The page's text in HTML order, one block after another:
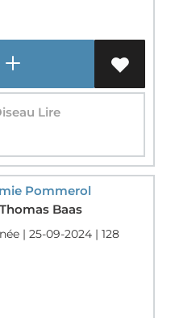
Lire
Pommerol
Baas
| 25-09-2024 | 128